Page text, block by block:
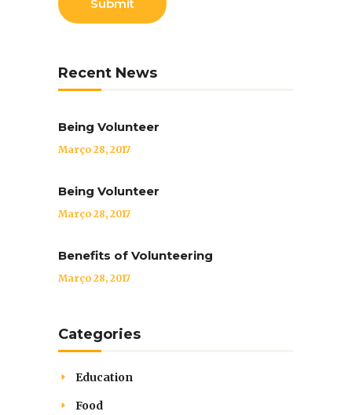
Recent News
Being Volunteer
Março 28, 2017
Being Volunteer
Março 28, 2017
Benefits of Volunteering
Março 28, 2017
Categories
Education
Food